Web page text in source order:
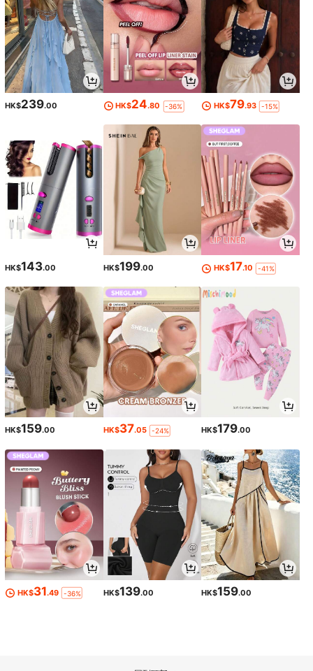
HK$239.00 HK$24.80 -36% HK$79.93 -15%
HK$143.00 HK$199.00 HK$17.10 -41%
HK$159.00 HK$37.05 -24% HK$179.00
HK$31.49 -36% HK$139.00 HK$159.00